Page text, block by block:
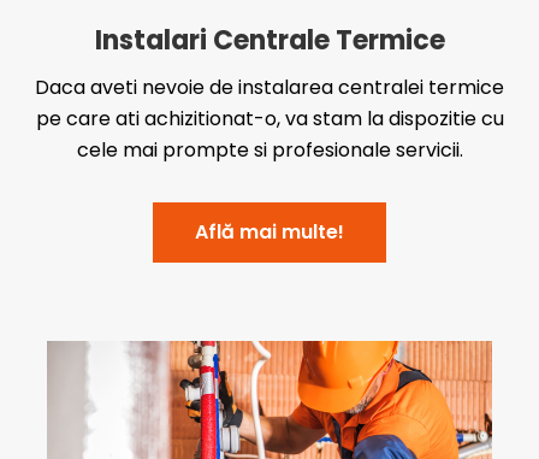
Instalari Centrale Termice
Daca aveti nevoie de instalarea centralei termice
pe care ati achizitionat-o, va stam la dispozitie cu
cele mai prompte si profesionale servicii.
Află mai multe!